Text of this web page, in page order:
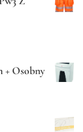
+ Osobny